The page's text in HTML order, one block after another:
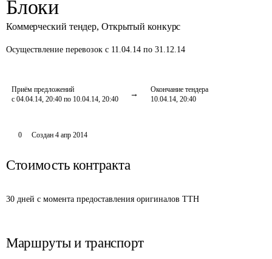
Блоки
Коммерческий тендер, Открытый конкурс
Осуществление перевозок с 11.04.14 по 31.12.14
Приём предложений
с 04.04.14, 20:40 по 10.04.14, 20:40
Окончание тендера
10.04.14, 20:40
0 Создан 4 апр 2014
Стоимость контракта
30 дней с момента предоставления оригиналов ТТН
Маршруты и транспорт